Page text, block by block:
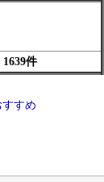
1639件
すすめ